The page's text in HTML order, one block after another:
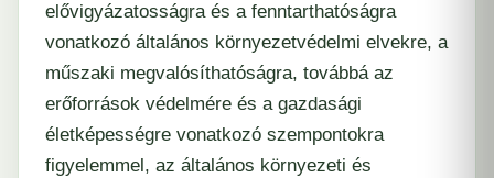
elővigyázatosságra és a fenntarthatóságra
vonatkozó általános környezetvédelmi elvekre, a
műszaki megvalósíthatóságra, továbbá az
erőforrások védelmére és a gazdasági
életképességre vonatkozó szempontokra
figyelemmel, az általános környezeti és